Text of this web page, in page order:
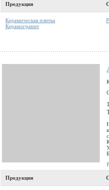
Продукция
Керамическая плитка
Керамогранит
Продукция